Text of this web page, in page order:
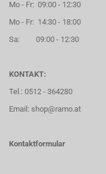
Mo - Fr: 09:00 - 12:30
Mo - Fr: 14:30 - 18:00
Sa: 09:00 - 12:30
KONTAKT:
Tel.: 0512 - 364280
Email: shop@ramo.at
Kontaktformular